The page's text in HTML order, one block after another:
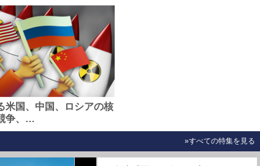
米国、中国、ロシアの核
争、…
»すべての特集を見る